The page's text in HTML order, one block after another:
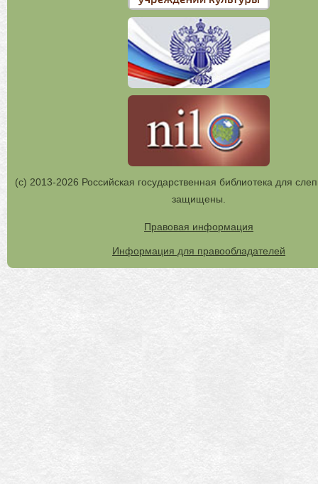
(с) 2013-2026 Российская государственная библиотека для
защищены.
Правовая информация
Информация для правообладателей